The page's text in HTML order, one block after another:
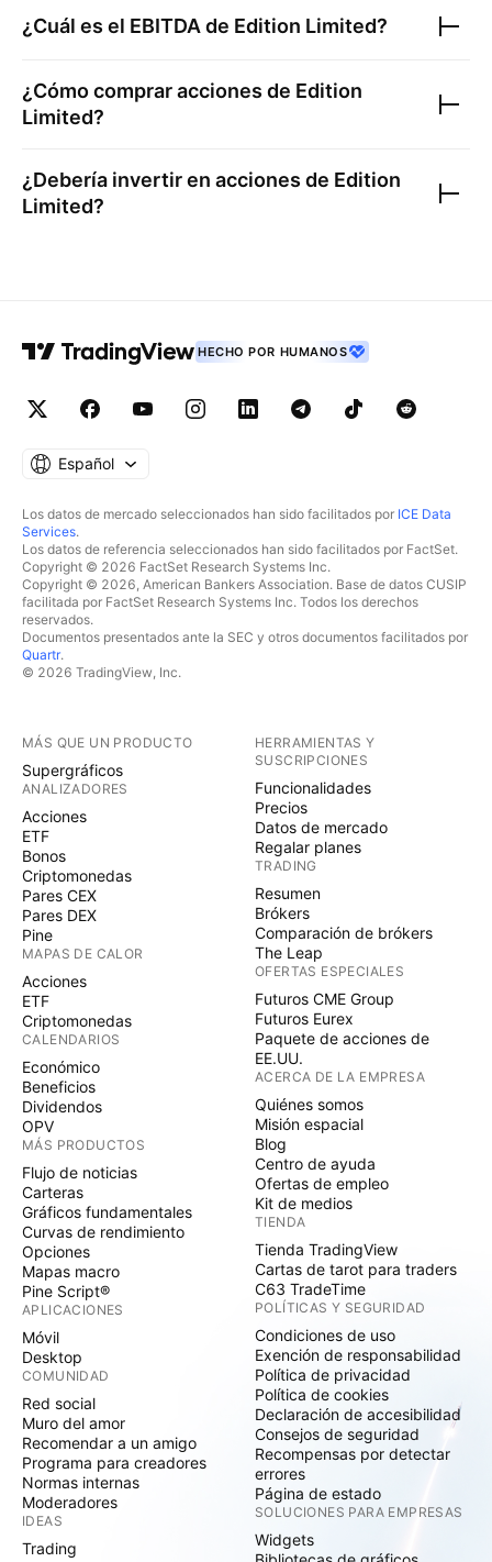
¿Cuál es el EBITDA de Edition Limited?
¿Cómo comprar acciones de Edition
Limited?
¿Debería invertir en acciones de Edition
Limited?
HECHO POR HUMANOS
Español
Los datos de mercado seleccionados han sido facilitados por ICE Data
Services.
Los datos de referencia seleccionados han sido facilitados por FactSet.
Copyright © 2026 FactSet Research Systems Inc.
Copyright © 2026, American Bankers Association. Base de datos CUSIP
facilitada por FactSet Research Systems Inc. Todos los derechos
reservados.
Documentos presentados ante la SEC y otros documentos facilitados por
Quartr.
© 2026 TradingView, Inc.
MÁS QUE UN PRODUCTO
Supergráficos
ANALIZADORES
Acciones
ETF
Bonos
Criptomonedas
Pares CEX
Pares DEX
Pine
MAPAS DE CALOR
Acciones
ETF
Criptomonedas
CALENDARIOS
Económico
Beneficios
Dividendos
OPV
MÁS PRODUCTOS
Flujo de noticias
Carteras
Gráficos fundamentales
Curvas de rendimiento
Opciones
Mapas macro
Pine Script®
APLICACIONES
Móvil
Desktop
COMUNIDAD
Red social
Muro del amor
Recomendar a un amigo
Programa para creadores
Normas internas
Moderadores
IDEAS
Trading
HERRAMIENTAS Y
SUSCRIPCIONES
Funcionalidades
Precios
Datos de mercado
Regalar planes
TRADING
Resumen
Brókers
Comparación de brókers
The Leap
OFERTAS ESPECIALES
Futuros CME Group
Futuros Eurex
Paquete de acciones de
EE.UU.
ACERCA DE LA EMPRESA
Quiénes somos
Misión espacial
Blog
Centro de ayuda
Ofertas de empleo
Kit de medios
TIENDA
Tienda TradingView
Cartas de tarot para traders
C63 TradeTime
POLÍTICAS Y SEGURIDAD
Condiciones de uso
Exención de responsabilidad
Política de privacidad
Política de cookies
Declaración de accesibilidad
Consejos de seguridad
Recompensas por detectar
errores
Página de estado
SOLUCIONES PARA EMPRESAS
Widgets